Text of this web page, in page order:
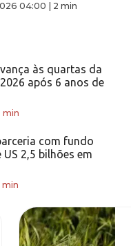
04:00 2 min
às quartas da
após 6 anos de
min
com fundo
2,5 bilhões em
min